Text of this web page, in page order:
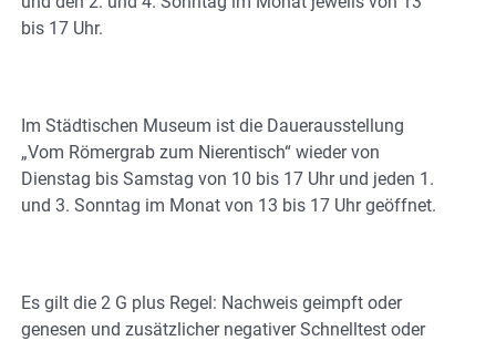
bis 17 Uhr.
Im Städtischen Museum ist die Dauerausstellung
„Vom Römergrab zum Nierentisch“ wieder von
Dienstag bis Samstag von 10 bis 17 Uhr und jeden 1.
und 3. Sonntag im Monat von 13 bis 17 Uhr geöffnet.
Es gilt die 2 G plus Regel: Nachweis geimpft oder
genesen und zusätzlicher negativer Schnelltest oder